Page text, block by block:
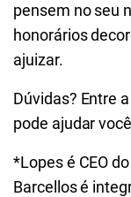
pensem no seu
honorários
ajuizar.
Dúvidas? Entre
pode ajudar
*Lopes é CEO
Barcellos é